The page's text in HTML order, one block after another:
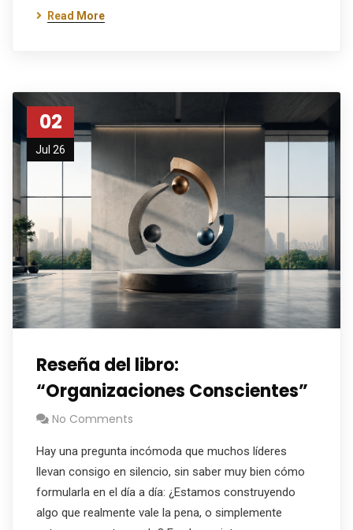
Read More
02
Jul 26
Reseña del libro:
“Organizaciones Conscientes”
No Comments
Hay una pregunta incómoda que muchos líderes
llevan consigo en silencio, sin saber muy bien cómo
formularla en el día a día: ¿Estamos construyendo
algo que realmente vale la pena, o simplemente